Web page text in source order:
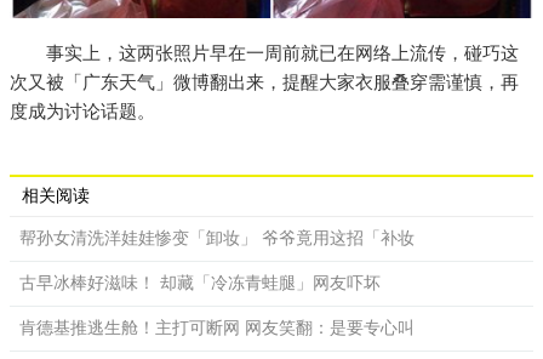
事实上，这两张照片早在一周前就已在网络上流传，碰巧这
次又被「广东天气」微博翻出来，提醒大家衣服叠穿需谨慎，再
度成为讨论话题。
相关阅读
帮孙女清洗洋娃娃惨变「卸妆」 爷爷竟用这招「补妆
古早冰棒好滋味！ 却藏「冷冻青蛙腿」网友吓坏
肯德基推逃生舱！主打可断网 网友笑翻：是要专心叫